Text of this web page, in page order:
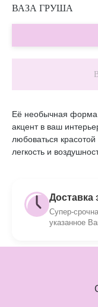
ВАЗА ГРУША
Её необычная форма
акцент в ваш
любоваться красотой
легкость и
Доставка
Супер-
указанное